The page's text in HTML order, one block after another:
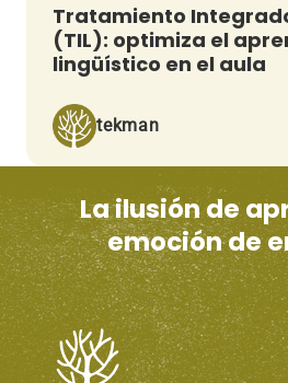
Tratamiento
(TIL): optimiza el
lingüístico en el aula
tekman
La ilusión de
emoción de